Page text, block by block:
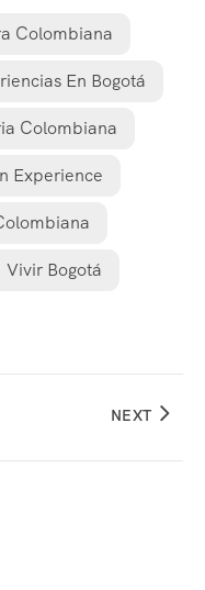
Colombiana
En Bogotá
Colombiana
Experience
Vivir Bogotá
NEXT